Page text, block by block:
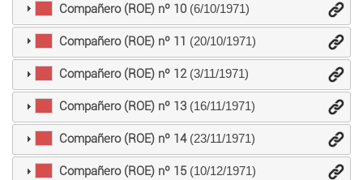
Compañero (ROE) nº 10(6/10/1971)
Compañero (ROE) nº 11 (20/10/1971)
Compañero (ROE) nº 12(3/11/1971)
Compañero (ROE) nº 13(16/11/1971)
Compañero (ROE) nº 14(23/11/1971)
Compañero (ROE) nº 15(10/12/1971)